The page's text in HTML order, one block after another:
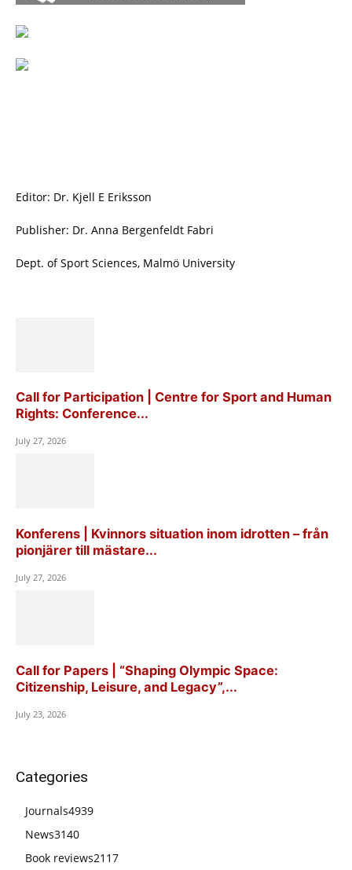
Editor: Dr. Kjell E Eriksson
Publisher: Dr. Anna Bergenfeldt Fabri
Dept. of Sport Sciences, Malmö University
Call for Participation | Centre for Sport and Human
Rights: Conference...
July 27, 2026
Konferens | Kvinnors situation inom idrotten – från
pionjärer till mästare...
July 27, 2026
Call for Papers | “Shaping Olympic Space:
Citizenship, Leisure, and Legacy”,...
July 23, 2026
Categories
Journals4939
News3140
Book reviews2117